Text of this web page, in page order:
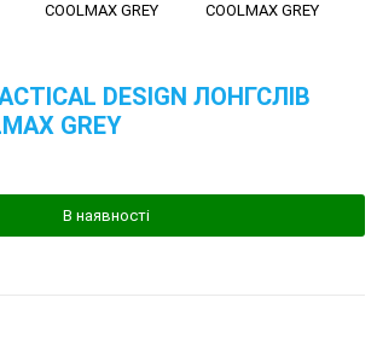
DESIGN ЛОНГСЛІВ
GREY
В наявності